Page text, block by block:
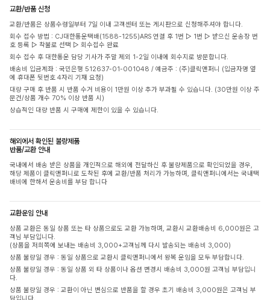
교환/반품 신청
교환/반품은 상품수령일부터 7일 이내 고객센터 또는 게시판으로 신청해주셔야 합니다.
회수 접수 방법 : CJ대한통운택배(1588-1255)ARS 연결 후 1번 ▷ 1번 ▷ 받으신 운송장 번
호 등록 ▷ 착불로 선택 ▷ 회수접수 완료
회수 접수 후 대한통운 담당 기사가 주말 제외 1-2일 이내에 회수지로 방문합니다.
배송비 입금계좌 : 국민은행 512637-01-001048 / 예금주 : (주)클릭앤퍼니 (입금자명 옆
에 휴대폰 뒷번호 4자리 기재 요청)
대량 구매 후 반품 시 반품 수거 비용이 1만원 이상 추가 부과될 수 있습니다. (30만원 이상 주
문건/상품 개수 70% 이상 반품 시)
상습적인 대량 반품 시 구매에 제한이 있을 수 있습니다.
해외에서 확인된 불량제품
반품/교환 안내
국내에서 배송 받은 상품을 개인적으로 해외에 전달하신 후 불량제품으로 확인되었을 경우,
해당 제품이 클릭앤퍼니로 도착된 후에 교환/반품 처리가 가능하며, 클릭앤퍼니에서는 국내택
배비에 한해서 운송비를 부담 합니다
교환운임 안내
상품 교환은 동일 상품 또는 타 상품으로도 교환 가능하며, 교환시 교환배송비 6,000원은 고
객님 부담입니다.
(상품을 저희쪽에 보내는 배송비 3,000+고객님께 다시 발송되는 배송비 3,000)
상품 불량일 경우 : 동일 상품으로 교환시 클릭앤퍼니에서 왕복 운임을 모두 부담합니다.
상품 불량일 경우 : 동일 상품 외 타 상품이나 옵션 변경시 배송비 3,000원 고객님 부담입니
다.
상품 불량일 경우 : 교환이 아닌 변심으로 반품을 할 경우 초기 배송비 3,000원은 고객님 부